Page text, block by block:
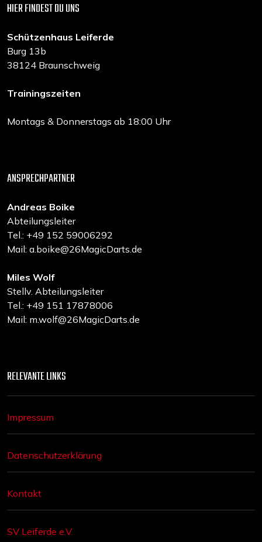
HIER FINDEST DU UNS
Schützenhaus Leiferde
Burg 13b
38124 Braunschweig
Trainingszeiten
Montags & Donnerstags ab 18:00 Uhr
ANSPRECHPARTNER
Andreas Boike
Abteilungsleiter
Tel.: +49 152 59006292
Mail: a.boike@26MagicDarts.de
Miles Wolf
Stellv. Abteilungsleiter
Tel.: +49 151 17878006
Mail: m.wolf@26MagicDarts.de
RELEVANTE LINKS
Impressum
Datenschutzerklärung
Kontakt
SV Leiferde e.V.